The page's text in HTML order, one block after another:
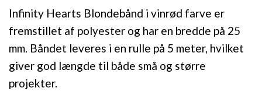
Infinity Hearts Blondebånd i vinrød farve er
fremstillet af polyester og har en bredde på 25
mm. Båndet leveres i en rulle på 5 meter, hvilket
giver god længde til både små og større
projekter.